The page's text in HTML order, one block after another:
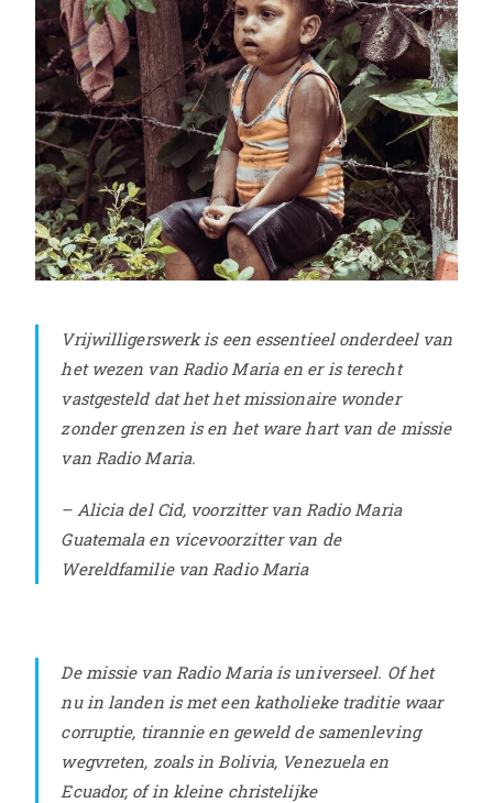
Vrijwilligerswerk is een essentieel onderdeel van
het wezen van Radio Maria en er is terecht
vastgesteld dat het het missionaire wonder
zonder grenzen is en het ware hart van de missie
van Radio Maria.
– Alicia del Cid, voorzitter van Radio Maria
Guatemala en vicevoorzitter van de
Wereldfamilie van Radio Maria
De missie van Radio Maria is universeel. Of het
nu in landen is met een katholieke traditie waar
corruptie, tirannie en geweld de samenleving
wegvreten, zoals in Bolivia, Venezuela en
Ecuador, of in kleine christelijke